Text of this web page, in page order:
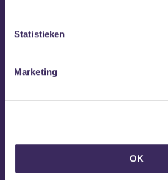
Statistieken
Marketing
OK
levendige, opwindende Rock ’n